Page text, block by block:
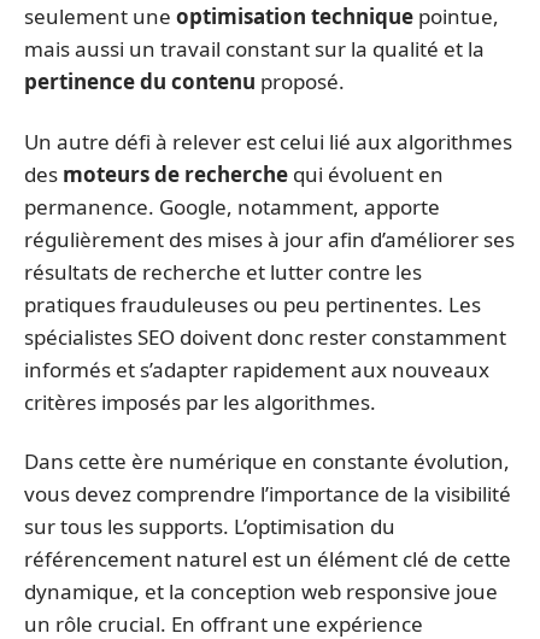
seulement une optimisation technique pointue,
mais aussi un travail constant sur la qualité et la
pertinence du contenu proposé.
Un autre défi à relever est celui lié aux algorithmes
des moteurs de recherche qui évoluent en
permanence. Google, notamment, apporte
régulièrement des mises à jour afin d’améliorer ses
résultats de recherche et lutter contre les
pratiques frauduleuses ou peu pertinentes. Les
spécialistes SEO doivent donc rester constamment
informés et s’adapter rapidement aux nouveaux
critères imposés par les algorithmes.
Dans cette ère numérique en constante évolution,
vous devez comprendre l’importance de la visibilité
sur tous les supports. L’optimisation du
référencement naturel est un élément clé de cette
dynamique, et la conception web responsive joue
un rôle crucial. En offrant une expérience